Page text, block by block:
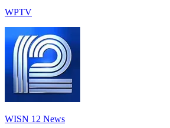
WPTV
WISN 12 News